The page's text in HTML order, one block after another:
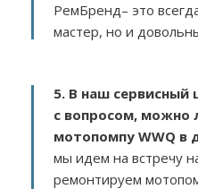
РемБренд– это
мастер, но и
5. В наш
с вопросом, можно
мотопомпу WWQ в
мы идем на встречу
ремонтируем